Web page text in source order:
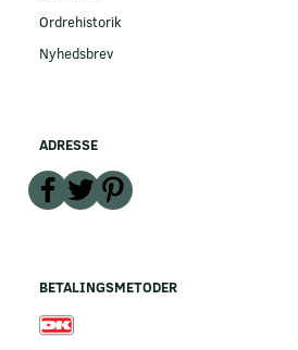
Ordrehistorik
Nyhedsbrev
ADRESSE
BETALINGSMETODER